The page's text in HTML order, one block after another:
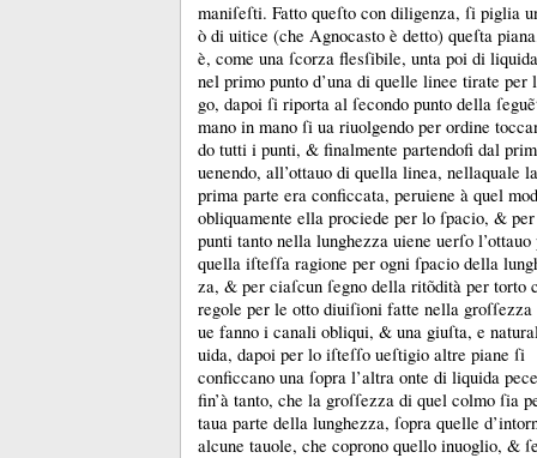
maniſeſti. Fatto queſto con diligenza, ſi piglia
ò di uitice (che Agnocasto è detto) queſta
è, come una ſcorza flesſibile, unta poi di
nel primo punto d’una di quelle linee tirate per
go, dapoi ſi riporta al ſecondo punto della
mano in mano ſi ua riuolgendo per ordine
do tutti i punti, & finalmente partendofi dal
uenendo, all’ottauo di quella linea, nellaquale
prima parte era conficcata, peruiene à quel
obliquamente ella prociede per lo ſpacio, &
punti tanto nella lunghezza uiene uerſo
quella iſteſſa ragione per ogni ſpacio della
za, & per ciaſcun ſegno della ritõdità per torto
regole per le otto diuiſioni fatte nella
ue fanno i canali obliqui, & una giuſta, e
uida, dapoi per lo iſteſſo ueſtigio altre piane ſi
conficcano una ſopra l’altra onte di liquida
fin’à tanto, che la groſſezza di quel colmo ſia
taua parte della lunghezza, ſopra quelle
alcune tauole, che coprono quello inuoglio, &